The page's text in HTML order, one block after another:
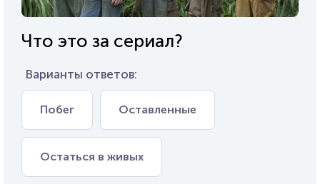
Что это за сериал?
Варианты ответов:
Побег Оставленные
Остаться в живых